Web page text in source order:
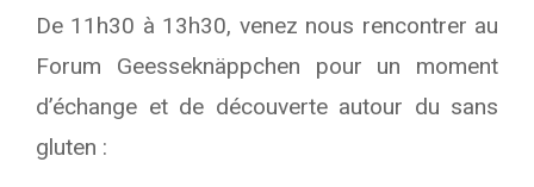
De 11h30 à 13h30, venez nous rencontrer au
Forum Geesseknäppchen pour un moment
d’échange et de découverte autour du sans
gluten :